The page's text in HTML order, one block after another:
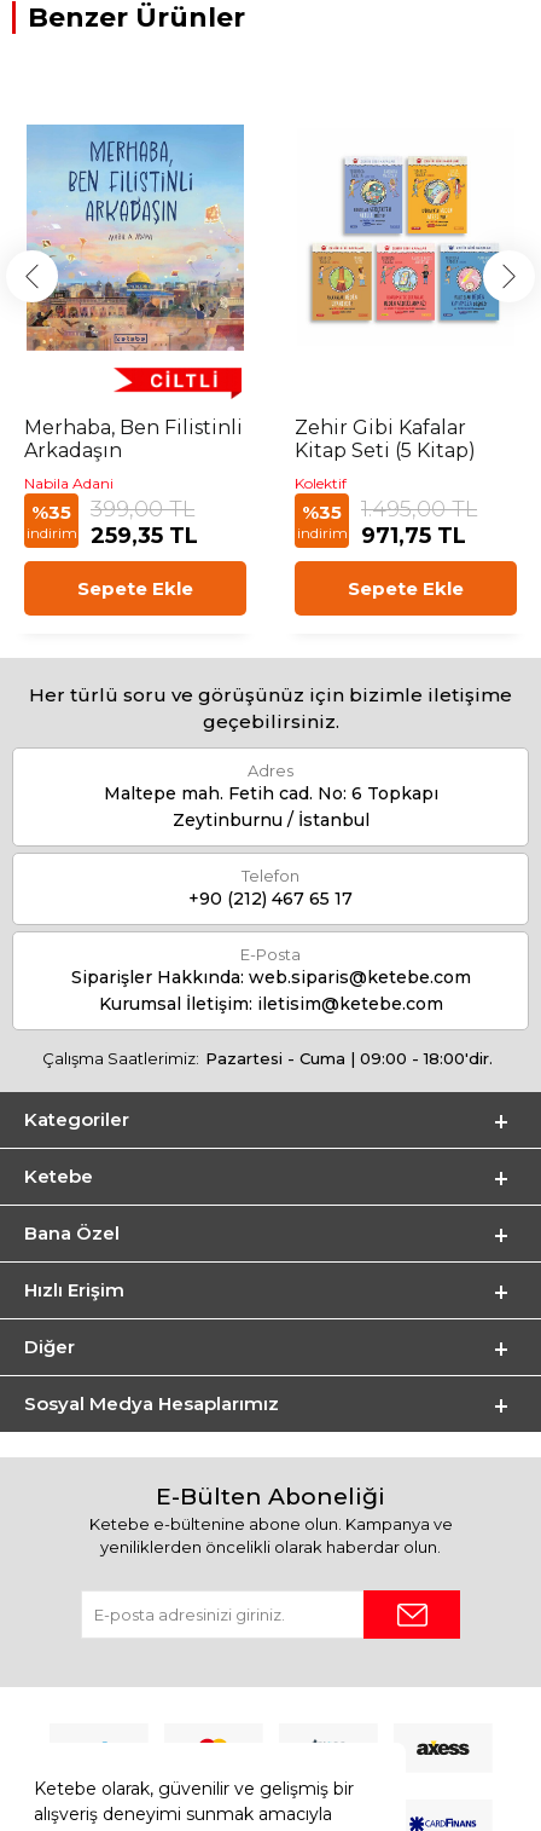
Ketebe olarak, güvenilir ve gelişmiş bir
alışveriş deneyimi sunmak amacıyla
Benzer Ürünler
Merhaba, Ben Filistinli
Arkadaşın
Nabila Adani
%35
indirim
399,00 TL
259,35 TL
Sepete Ekle
Zehir Gibi Kafalar
Kitap Seti (5 Kitap)
Kolektif
%35
indirim
1.495,00 TL
971,75 TL
Sepete Ekle
Her türlü soru ve görüşünüz için bizimle iletişime
geçebilirsiniz.
Adres
Maltepe mah. Fetih cad. No: 6 Topkapı
Zeytinburnu / İstanbul
Telefon
+90 (212) 467 65 17
E-Posta
Siparişler Hakkında: web.siparis@ketebe.com
Kurumsal İletişim: iletisim@ketebe.com
Çalışma Saatlerimiz: Pazartesi - Cuma | 09:00 - 18:00'dir.
Kategoriler
Ketebe
Bana Özel
Hızlı Erişim
Diğer
Sosyal Medya Hesaplarımız
E-Bülten Aboneliği
Ketebe e-bültenine abone olun. Kampanya ve
yeniliklerden öncelikli olarak haberdar olun.